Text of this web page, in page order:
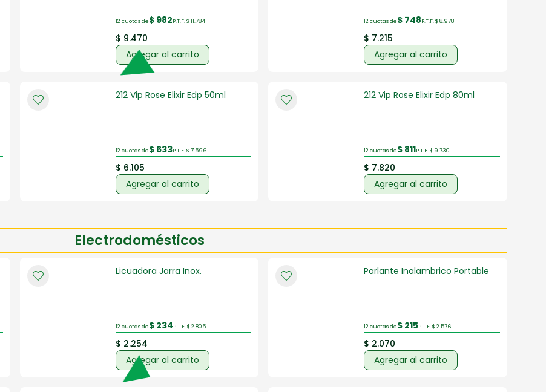
12 cuotas de$ 982P.T.F. $ 11.784
$ 9.470
Agregar al carrito
12 cuotas de$ 748P.T.F. $ 8.978
$ 7.215
Agregar al carrito
212 Vip Rose Elixir Edp 50ml
12 cuotas de$ 633P.T.F. $ 7.596
$ 6.105
Agregar al carrito
212 Vip Rose Elixir Edp 80ml
12 cuotas de$ 811P.T.F. $ 9.730
$ 7.820
Agregar al carrito
Electrodomésticos
Licuadora Jarra Inox.
12 cuotas de$ 234P.T.F. $ 2.805
$ 2.254
Agregar al carrito
Parlante Inalambrico Portable
12 cuotas de$ 215P.T.F. $ 2.576
$ 2.070
Agregar al carrito